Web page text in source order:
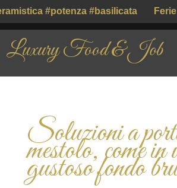
#potenza #basilicata
Luxury Food & Job
PROFILE COMPANY
PARLIAMO DI
Soluzioni a
mestolo, come in
gustoso fondo